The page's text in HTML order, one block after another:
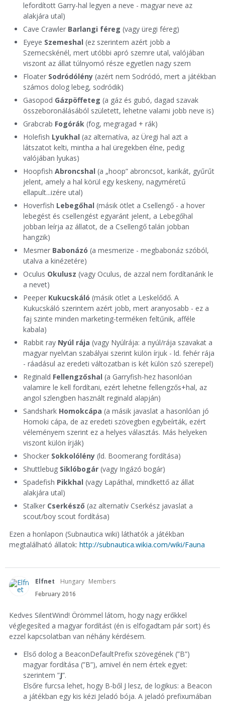
lefordított Garry-hal legyen a neve - magyar neve az
alakjára utal)
Cave Crawler Barlangi féreg (vagy üregi féreg)
Eyeye Szemeshal (ez szerintem azért jobb a
Szemecskénél, mert utóbbi apró szemre utal, valójában
viszont az állat túlnyomó része egyetlen nagy szem
Floater Sodródólény (azért nem Sodródó, mert a játékban
számos dolog lebeg, sodródik)
Gasopod Gázpöffeteg (a gáz és gubó, dagad szavak
összeboronálásából született, lehetne valami jobb neve is)
Grabcrab Fogórák (fog, megragad + rák)
Holefish Lyukhal (az alternatíva, az Üregi hal azt a
látszatot kelti, mintha a hal üregekben élne, pedig
valójában lyukas)
Hoopfish Abroncshal (a „hoop” abroncsot, karikát, gyűrűt
jelent, amely a hal körül egy keskeny, nagyméretű
ellapult...izére utal)
Hoverfish Lebegőhal (másik ötlet a Csellengő - a hover
lebegést és csellengést egyaránt jelent, a Lebegőhal
jobban leírja az állatot, de a Csellengő talán jobban
hangzik)
Mesmer Babonázó (a mesmerize - megbabonáz szóból,
utalva a kinézetére)
Oculus Okulusz (vagy Oculus, de azzal nem fordítanánk le
a nevet)
Peeper Kukucskáló (másik ötlet a Leskelődő. A
Kukucskáló szerintem azért jobb, mert aranyosabb - ez a
faj szinte minden marketing-terméken feltűnik, afféle
kabala)
Rabbit ray Nyúl rája (vagy Nyúlrája: a nyúl/rája szavakat a
magyar nyelvtan szabályai szerint külön írjuk - ld. fehér rája
- ráadásul az eredeti változatban is két külön szó szerepel)
Reginald Fellengzőshal (a Garryfish-hez hasonlóan
valamire le kell fordítani, ezért lehetne fellengzős+hal, az
angol szlengben használt reginald alapján)
Sandshark Homokcápa (a másik javaslat a hasonlóan jó
Homoki cápa, de az eredeti szövegben egybeírták, ezért
véleményem szerint ez a helyes választás. Más helyeken
viszont külön írják)
Shocker Sokkolólény (ld. Boomerang fordítása)
Shuttlebug Siklóbogár (vagy Ingázó bogár)
Spadefish Pikkhal (vagy Lapáthal, mindkettő az állat
alakjára utal)
Stalker Cserkésző (az alternatív Cserkész javaslat a
scout/boy scout fordítása)
Ezen a honlapon (Subnautica wiki) láthatók a játékban
megtalálható állatok: http://subnautica.wikia.com/wiki/Fauna
Elfnet Hungary Members
February 2016
Kedves SilentWind! Örömmel látom, hogy nagy erőkkel
véglegesíted a magyar fordítást (én is elfogadtam pár sort) és
ezzel kapcsolatban van néhány kérdésem.
Első dolog a BeaconDefaultPrefix szövegének (”B”)
magyar fordítása (”B”), amivel én nem értek egyet:
szerintem ”J”.
Elsőre furcsa lehet, hogy B-ből J lesz, de logikus: a Beacon
a játékban egy kis kézi Jeladó bója. A jeladó prefixumában